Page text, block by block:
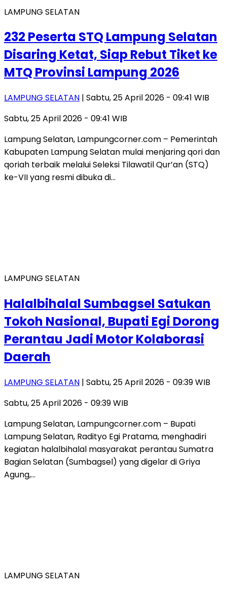
LAMPUNG SELATAN
232 Peserta STQ Lampung Selatan
Disaring Ketat, Siap Rebut Tiket ke
MTQ Provinsi Lampung 2026
LAMPUNG SELATAN | Sabtu, 25 April 2026 - 09:41 WIB
Sabtu, 25 April 2026 - 09:41 WIB
Lampung Selatan, Lampungcorner.com – Pemerintah
Kabupaten Lampung Selatan mulai menjaring qori dan
qoriah terbaik melalui Seleksi Tilawatil Qur’an (STQ)
ke-VII yang resmi dibuka di…
LAMPUNG SELATAN
Halalbihalal Sumbagsel Satukan
Tokoh Nasional, Bupati Egi Dorong
Perantau Jadi Motor Kolaborasi
Daerah
LAMPUNG SELATAN | Sabtu, 25 April 2026 - 09:39 WIB
Sabtu, 25 April 2026 - 09:39 WIB
Lampung Selatan, Lampungcorner.com – Bupati
Lampung Selatan, Radityo Egi Pratama, menghadiri
kegiatan halalbihalal masyarakat perantau Sumatra
Bagian Selatan (Sumbagsel) yang digelar di Griya
Agung,…
LAMPUNG SELATAN